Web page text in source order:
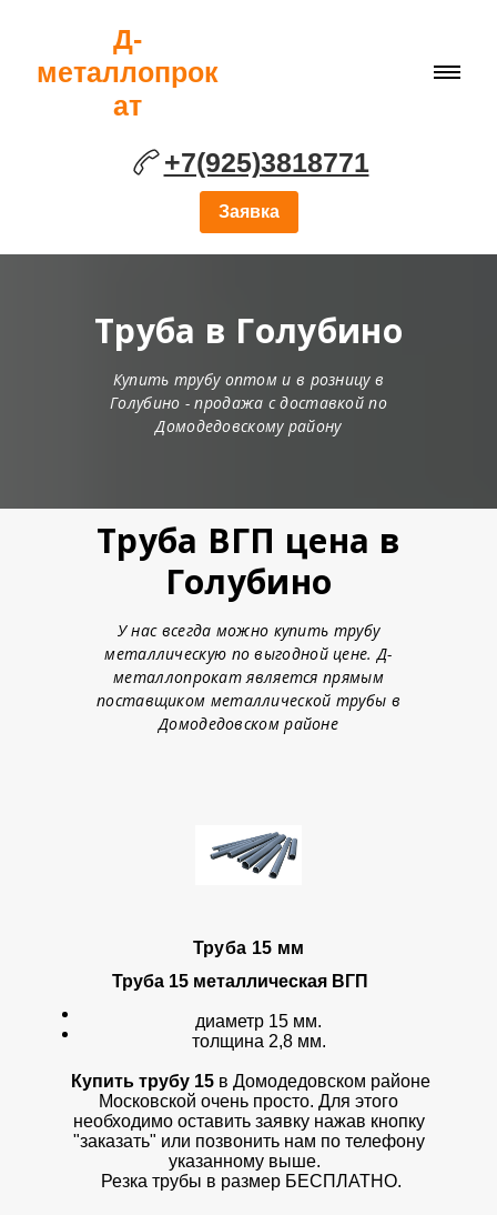
Д-
металлопрок
ат
+7(925)3818771
Заявка
Труба в Голубино
Купить трубу оптом и в розницу в
Голубино - продажа с доставкой по
Домодедовскому району
Труба ВГП цена в
Голубино
У нас всегда можно купить трубу
металлическую по выгодной цене. Д-
металлопрокат является прямым
поставщиком металлической трубы в
Домодедовском районе
Труба 15 мм
Труба 15 металлическая ВГП
диаметр 15 мм.
толщина 2,8 мм.
Купить трубу 15 в Домодедовском районе
Московской очень просто. Для этого
необходимо оставить заявку нажав кнопку
"заказать" или позвонить нам по телефону
указанному выше.
Резка трубы в размер БЕСПЛАТНО.